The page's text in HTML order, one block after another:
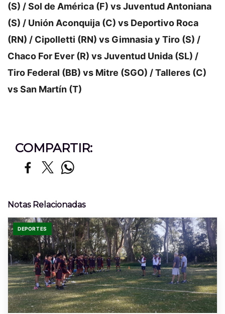
(S) / Sol de América (F) vs Juventud Antoniana
(S) / Unión Aconquija (C) vs Deportivo Roca
(RN) / Cipolletti (RN) vs Gimnasia y Tiro (S) /
Chaco For Ever (R) vs Juventud Unida (SL) /
Tiro Federal (BB) vs Mitre (SGO) / Talleres (C)
vs San Martín (T)
COMPARTIR:
Notas Relacionadas
DEPORTES